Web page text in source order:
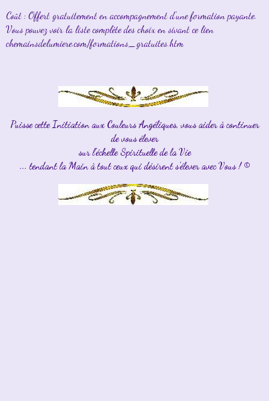
Coût : Offert gratuitement en accompagnement d'une formation payante.
Vous pouvez voir la liste complète des choix en sivant ce lien
chemainsdelumiere.com/formations_gratuites.htm
Puisse cette Initiation aux Couleurs Angéliques, vous aider à continuer
de vous élever
sur l'échelle Spirituelle de la Vie
... tendant la Main à tout ceux qui désirent s'élever avec Vous ! ©